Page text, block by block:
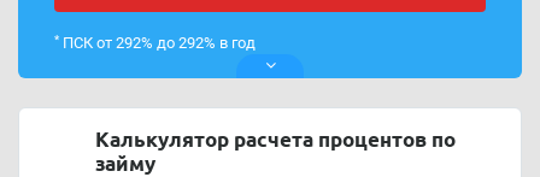
*ПСК от 292% до 292% в год
Калькулятор расчета процентов по
займу